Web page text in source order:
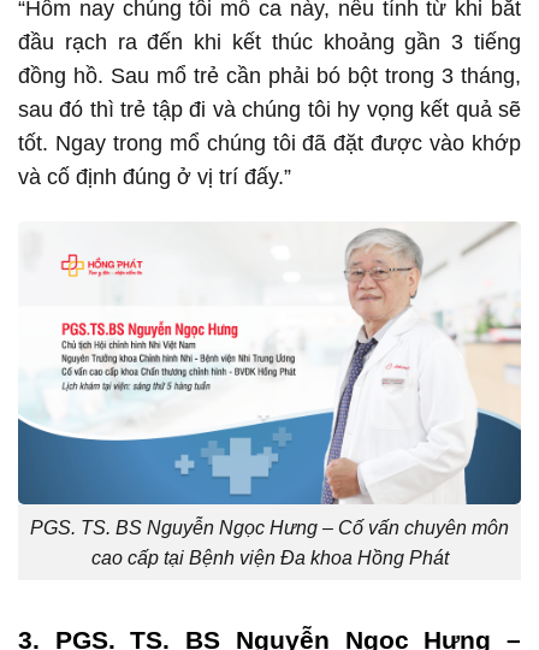
“Hôm nay chúng tôi mổ ca này, nếu tính từ khi bắt
đầu rạch ra đến khi kết thúc khoảng gần 3 tiếng
đồng hồ. Sau mổ trẻ cần phải bó bột trong 3 tháng,
sau đó thì trẻ tập đi và chúng tôi hy vọng kết quả sẽ
tốt. Ngay trong mổ chúng tôi đã đặt được vào khớp
và cố định đúng ở vị trí đấy.”
PGS. TS. BS Nguyễn Ngọc Hưng – Cố vấn chuyên môn
cao cấp tại Bệnh viện Đa khoa Hồng Phát
3. PGS. TS. BS Nguyễn Ngọc Hưng –